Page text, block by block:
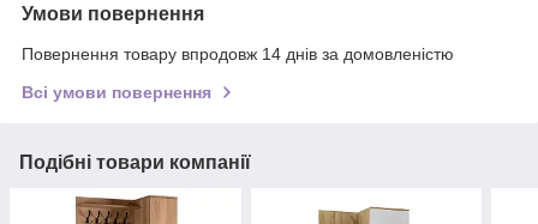
Умови повернення
Повернення товару впродовж 14 днів за домовленістю
Всі умови повернення
Подібні товари компанії